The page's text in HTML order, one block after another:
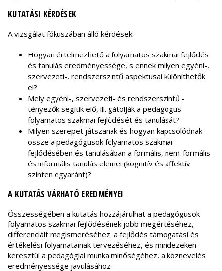
KUTATÁSI KÉRDÉSEK
A vizsgálat fókuszában álló kérdések:
Hogyan értelmezhető a folyamatos szakmai fejlődés
és tanulás eredményessége, s ennek milyen egyéni-,
szervezeti-, rendszerszintű aspektusai különíthetők
el?
Mely egyéni-, szervezeti- és rendszerszintű -
tényezők segítik elő, ill. gátolják a pedagógus
folyamatos szakmai fejlődését és tanulását?
Milyen szerepet játszanak és hogyan kapcsolódnak
össze a pedagógusok folyamatos szakmai
fejlődésében és tanulásában a formális, nem-formális
és informális tanulás elemei (kognitív és affektív
szinten egyaránt)?
A KUTATÁS VÁRHATÓ EREDMÉNYEI
Összességében a kutatás hozzájárulhat a pedagógusok
folyamatos szakmai fejlődésének jobb megértéséhez,
differenciált megismeréséhez, a fejlődés támogatási és
értékelési folyamatainak tervezéséhez, és mindezeken
keresztül a pedagógiai munka minőségéhez, a köznevelés
eredményessége javulásához.